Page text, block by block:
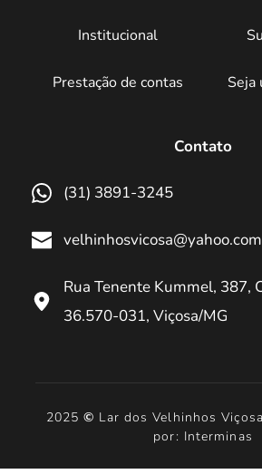
Institucional
Prestação de contas Seja
Contato
(31) 3891-3245
Rua Tenente Kummel, 387,
36.570-031, Viçosa/MG
2025 © Lar dos Velhinhos
por: Interminas